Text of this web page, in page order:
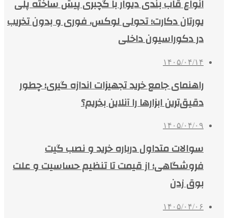
انواع قاب بندی دیوار با گچبری پیش ساخته پلی
یورتان دکارت؛ تحولی لوکس، فوری و بدون تخریب
در دکوراسیون داخلی
۱۴۰۵/۰۴/۱۴
راهنمای جامع خرید تجهیزات اندازه گیری؛ چطور
دقیق‌ترین ابزارها را آنلاین بخریم؟
۱۴۰۵/۰۴/۰۹
سوالات متداول درباره خرید و نصب گیت
فروشگاهی؛ از قیمت تا تنظیم حساسیت و علت
بوق زدن
۱۴۰۵/۰۴/۰۶